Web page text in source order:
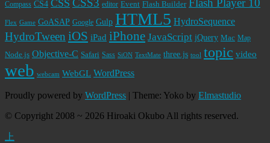
Compass CS4 CSS CSS3 editor Event Flash Builder Flash Player 10
Flex Game GoASAP Google Gulp HTML5 HydroSequence
HydroTween iOS iPad iPhone JavaScript jQuery Mac Map
Node.js Objective-C Safari Sass SiON TextMate three.js tool topic video
web webcam WebGL WordPress
Proudly powered by WordPress | Theme: Yoko by Elmastudio
© Copyright 2008 ~ 2026 Hiroaki Okubo All rights reserved.
上